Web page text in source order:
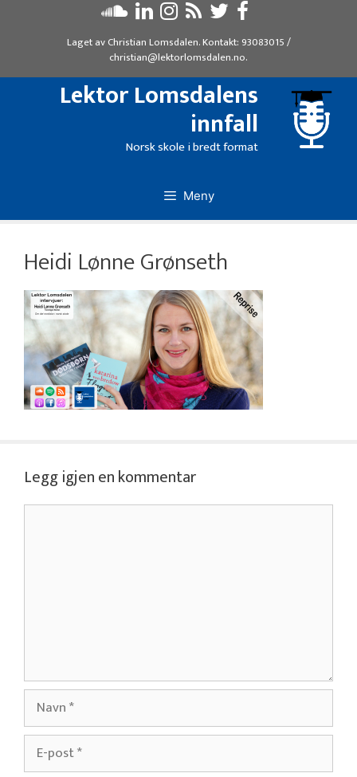
Laget avChristian Lomsdalen. Kontakt: 93083015/
christian@lektorlomsdalen.no.
Lektor Lomsdalens
innfall
Norsk skole i bredt format
Meny
Heidi Lønne Grønseth
Legg igjen en kommentar
Navn
post